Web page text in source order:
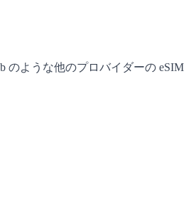
のような他のプロバイダーの eSIM